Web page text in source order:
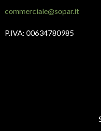
commerciale@sopar.it
P.IVA: 00634780985